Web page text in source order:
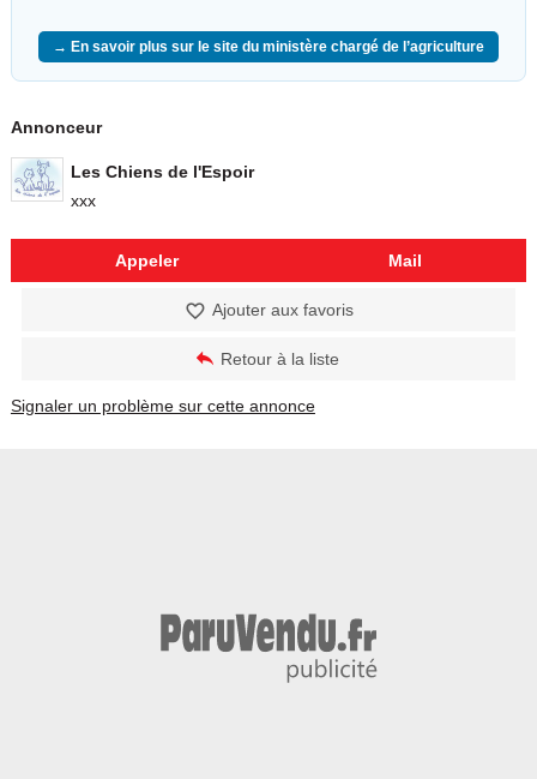
→ En savoir plus sur le site du ministère chargé de l’agriculture
Annonceur
Les Chiens de l'Espoir
xxx
Appeler Mail
Ajouter aux favoris
Retour à la liste
Signaler un problème sur cette annonce